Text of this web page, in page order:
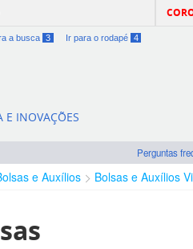
a busca 3 Ir para o rodapé 4
E INOVAÇÕES
Perguntas
e Auxílios Bolsas e Auxílios